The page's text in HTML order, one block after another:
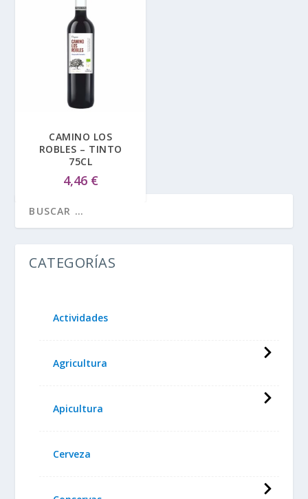
CAMINO LOS
ROBLES – TINTO
75CL
4,46 €
CATEGORÍAS
Actividades
Agricultura
Apicultura
Cerveza